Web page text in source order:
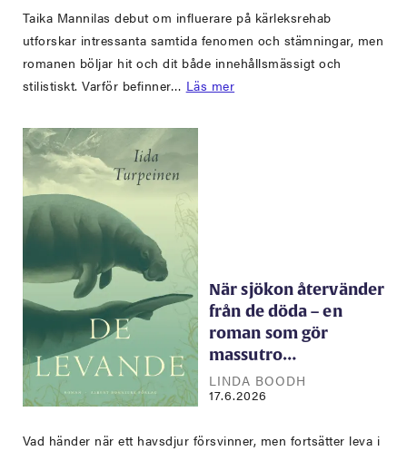
Taika Mannilas debut om influerare på kärleksrehab
utforskar intressanta samtida fenomen och stämningar, men
romanen böljar hit och dit både innehållsmässigt och
stilistiskt. Varför befinner… Läs mer
När sjökon återvänder
från de döda – en
roman som gör
massutro…
LINDA BOODH
17.6.2026
Vad händer när ett havsdjur försvinner, men fortsätter leva i